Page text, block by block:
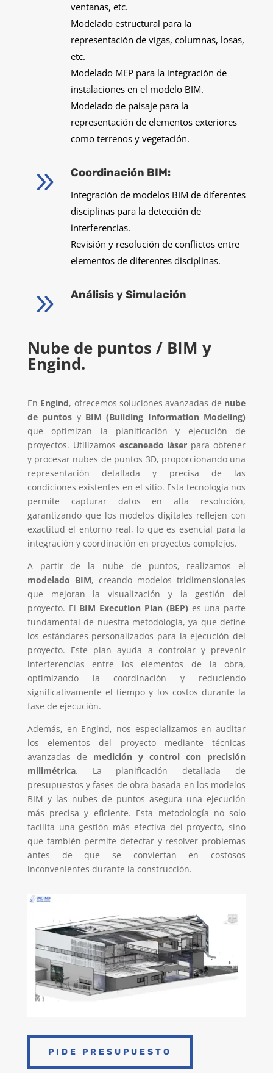
ventanas, etc.
Modelado estructural para la
representación de vigas, columnas, losas,
etc.
Modelado MEP para la integración de
instalaciones en el modelo BIM.
Modelado de paisaje para la
representación de elementos exteriores
como terrenos y vegetación.
9 Coordinación BIM:
Integración de modelos BIM de diferentes
disciplinas para la detección de
interferencias.
Revisión y resolución de conflictos entre
elementos de diferentes disciplinas.
9 Análisis y Simulación
Nube de puntos / BIM y
Engind.
En Engind, ofrecemos soluciones avanzadas de nube
de puntos y BIM (Building Information Modeling)
que optimizan la planificación y ejecución de
proyectos. Utilizamos escaneado láser para obtener
y procesar nubes de puntos 3D, proporcionando una
representación detallada y precisa de las
condiciones existentes en el sitio. Esta tecnología nos
permite capturar datos en alta resolución,
garantizando que los modelos digitales reflejen con
exactitud el entorno real, lo que es esencial para la
integración y coordinación en proyectos complejos.
A partir de la nube de puntos, realizamos el
modelado BIM, creando modelos tridimensionales
que mejoran la visualización y la gestión del
proyecto. El BIM Execution Plan (BEP) es una parte
fundamental de nuestra metodología, ya que define
los estándares personalizados para la ejecución del
proyecto. Este plan ayuda a controlar y prevenir
interferencias entre los elementos de la obra,
optimizando la coordinación y reduciendo
significativamente el tiempo y los costos durante la
fase de ejecución.
Además, en Engind, nos especializamos en auditar
los elementos del proyecto mediante técnicas
avanzadas de medición y control con precisión
milimétrica. La planificación detallada de
presupuestos y fases de obra basada en los modelos
BIM y las nubes de puntos asegura una ejecución
más precisa y eficiente. Esta metodología no solo
facilita una gestión más efectiva del proyecto, sino
que también permite detectar y resolver problemas
antes de que se conviertan en costosos
inconvenientes durante la construcción.
PIDE PRESUPUESTO